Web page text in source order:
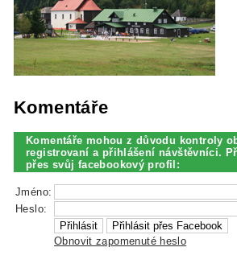
Komentáře
Komentáře mohou z důvodu kontroly
registrovaní a přihlášení návštěvníci.
přes svůj facebookový profil:
Jméno:
Heslo:
Obnovit zapomenuté heslo